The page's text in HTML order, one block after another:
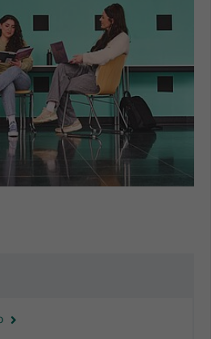
teilt der Webseite mit, ob
im Typo3-Backend
ist und Rechte besitzt diese